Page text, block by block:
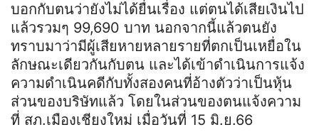
บอกกับตนว่ายังไม่ได้ยื่นเรื่อง แต่ตนได้เสียเงินไป
แล้วรวมๆ 99,690 บาท นอกจากนี้แล้วตนยัง
ทราบมาว่ามีผู้เสียหายหลายรายที่ตกเป็นเหยื่อใน
ลักษณะเดียวกันกับตน และได้เข้าดำเนินการแจ้ง
ความดำเนินคดีกับทั้งสองคนที่อ้างตัวว่าเป็นหุ้น
ส่วนของบริษัทแล้ว โดยในส่วนของตนแจ้งความ
ที่ สภ.เมืองเชียงใหม่ เมื่อวันที่ 15 มิ.ย.66